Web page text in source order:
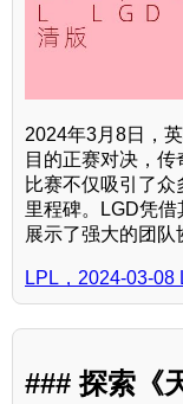
2024年3月8日，
目的正赛对决，
比赛不仅吸引了
里程碑。LGD凭借
展示了强大的团队
LPL，2024-03-08
### 探索《